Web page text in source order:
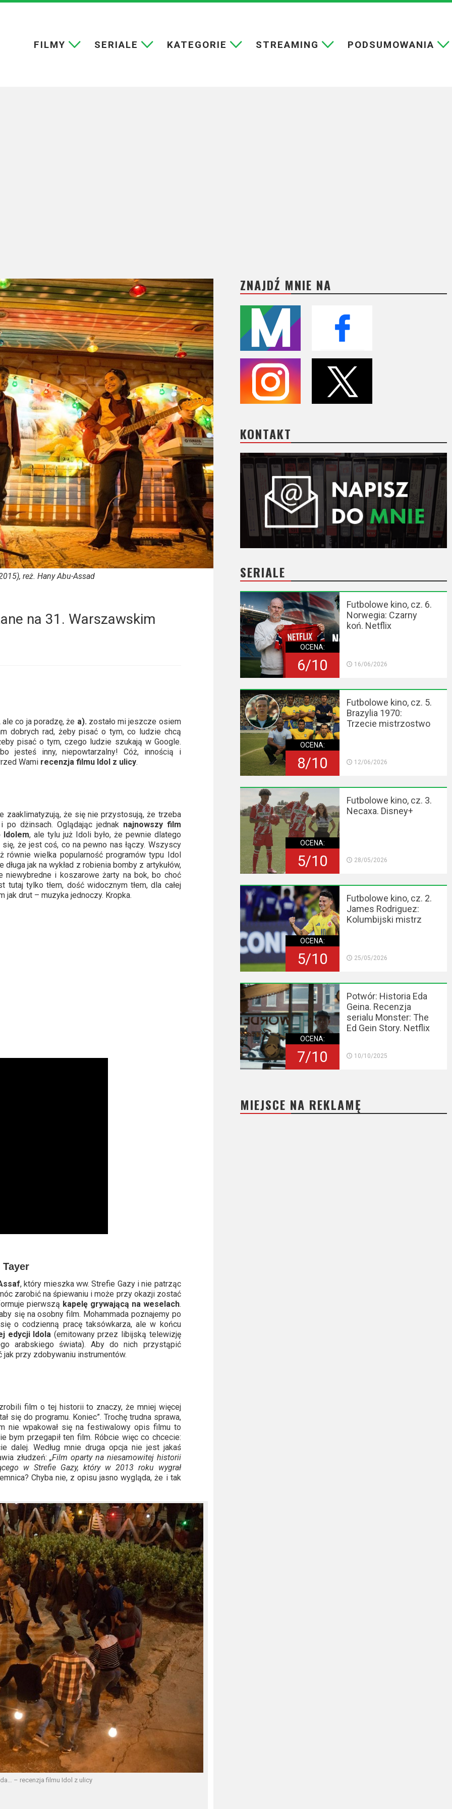
FILMY SERIALE KATEGORIE STREAMING PODSUMOWANIA
reż. Hany Abu-Assad
na 31. Warszawskim
co ja poradzę, że a).zostało mi jeszcze osiem
dobrych rad, żeby pisać o tym, co ludzie chcą
pisać o tym, czego ludzie szukają w Google.
jesteś inny, niepowtarzalny! Cóż, innością i
Wami recenzja filmu Idol z ulicy.
zaaklimatyzują, że się nie przystosują, że trzeba
dżinsach. Oglądając jednak najnowszy film
Idolem, ale tylu już Idoli było, że pewnie dlatego
że jest coś, co na pewno nas łączy. Wszyscy
równie wielka popularność programów typu Idol
jak na wykład z robienia bomby z artykułów,
niewybredne i koszarowe żarty na bok, bo choć
tutaj tylko tłem, dość widocznym tłem, dla całej
jak drut – muzyka jednoczy. Kropka.
, który mieszka ww. Strefie Gazy i nie patrząc
zarobić na śpiewaniu i może przy okazji zostać
pierwszą kapelę grywającą na weselach.
się na osobny film. Mohammada poznajemy po
o codzienną pracę taksówkarza, ale w końcu
edycji Idola (emitowany przez libijską telewizję
arabskiego świata). Aby do nich przystąpić
jak przy zdobywaniu instrumentów.
film o tej historii to znaczy, że mniej więcej
się do programu. Koniec”. Trochę trudna sprawa,
nie wpakował się na festiwalowy opis filmu to
bym przegapił ten film. Róbcie więc co chcecie:
dalej. Według mnie druga opcja nie jest jakaś
złudzeń:„Film oparty na niesamowitej historii
w Strefie Gazy, który w 2013 roku wygrał
Chyba nie, z opisu jasno wygląda, że i tak
– recenzja filmu Idol z ulicy
ZNAJDŹ MNIE NA
KONTAKT
SERIALE
OCENA:
6/10
Futbolowe kino, cz. 6.
Norwegia: Czarny
koń. Netflix
16/06/2026
OCENA:
8/10
Futbolowe kino, cz. 5.
Brazylia 1970:
Trzecie mistrzostwo
12/06/2026
OCENA:
5/10
Futbolowe kino, cz. 3.
Necaxa. Disney+
28/05/2026
OCENA:
5/10
Futbolowe kino, cz. 2.
James Rodriguez:
Kolumbijski mistrz
25/05/2026
OCENA:
7/10
Potwór: Historia Eda
Geina. Recenzja
serialu Monster: The
Ed Gein Story. Netflix
10/10/2025
MIEJSCE NA REKLAMĘ